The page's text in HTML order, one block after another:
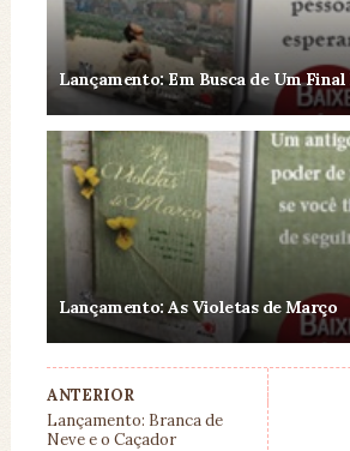
Lançamento: Em Busca de Um Final
Lançamento: As Violetas de Março
ANTERIOR
Lançamento: Branca de
Neve e o Caçador